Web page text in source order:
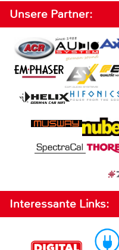
Unsere Partner:
Interessante Links: